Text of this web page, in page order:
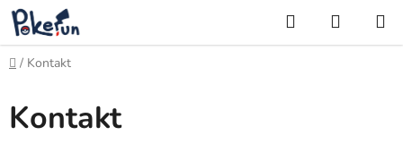
Přejít
na
obsah
Hledat
KOŠÍK
Domů
/ Kontakt
Kontakt